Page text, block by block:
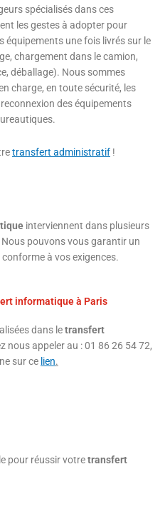
spécialisés dans ces
les gestes à adopter pour
une fois livrés sur le
chargement dans le camion,
déballage). Nous sommes
charge, en toute sécurité, les
des équipements
transfert administratif !
interviennent dans plusieurs
pouvons vous garantir un
conforme à vos exigences.
informatique à Paris
dans letransfert
nous appeler au : 01 86 26 54 72,
sur ce lien.
pour réussir votretransfert